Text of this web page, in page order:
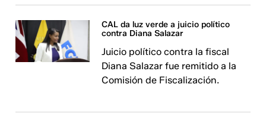
CAL da luz verde a juicio político
contra Diana Salazar
Juicio político contra la fiscal
Diana Salazar fue remitido a la
Comisión de Fiscalización.